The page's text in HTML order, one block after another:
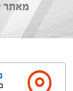
מאתר יד2 - אלטע